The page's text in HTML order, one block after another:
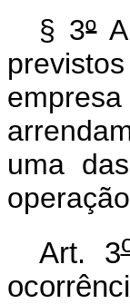
§ 3ºA
uma
Art. 3